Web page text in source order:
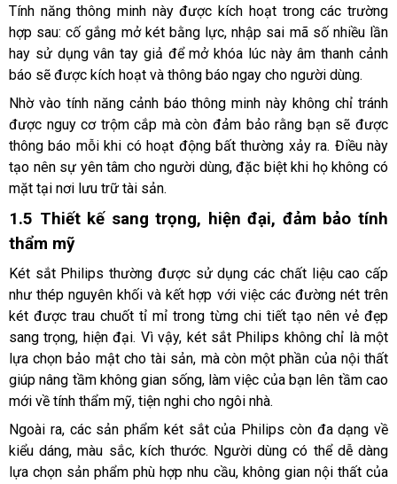
Tính năng thông minh này được kích hoạt trong các trường
hợp sau: cố gắng mở két bằng lực, nhập sai mã số nhiều lần
hay sử dụng vân tay giả để mở khóa lúc này âm thanh cảnh
báo sẽ được kích hoạt và thông báo ngay cho người dùng.
Nhờ vào tính năng cảnh báo thông minh này không chỉ tránh
được nguy cơ trộm cắp mà còn đảm bảo rằng bạn sẽ được
thông báo mỗi khi có hoạt động bất thường xảy ra. Điều này
tạo nên sự yên tâm cho người dùng, đặc biệt khi họ không có
mặt tại nơi lưu trữ tài sản.
1.5 Thiết kế sang trọng, hiện đại, đảm bảo tính
thẩm mỹ
Két sắt Philips thường được sử dụng các chất liệu cao cấp
như thép nguyên khối và kết hợp với việc các đường nét trên
két được trau chuốt tỉ mỉ trong từng chi tiết tạo nên vẻ đẹp
sang trọng, hiện đại. Vì vậy, két sắt Philips không chỉ là một
lựa chọn bảo mật cho tài sản, mà còn một phần của nội thất
giúp nâng tầm không gian sống, làm việc của bạn lên tầm cao
mới về tính thẩm mỹ, tiện nghi cho ngôi nhà.
Ngoài ra, các sản phẩm két sắt của Philips còn đa dạng về
kiểu dáng, màu sắc, kích thước. Người dùng có thể dễ dàng
lựa chọn sản phẩm phù hợp nhu cầu, không gian nội thất của